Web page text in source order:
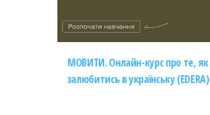
МОВИТИ. Онлайн-курс про те, як
залюбитись в українську (EDERA)